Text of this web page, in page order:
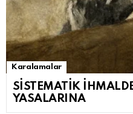
Karalamalar
SİSTEMATİK
YASALARINA